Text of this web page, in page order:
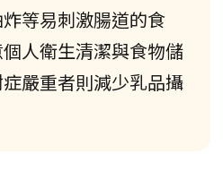
等易刺激腸道的食
人衛生清潔與食物儲
嚴重者則減少乳品攝